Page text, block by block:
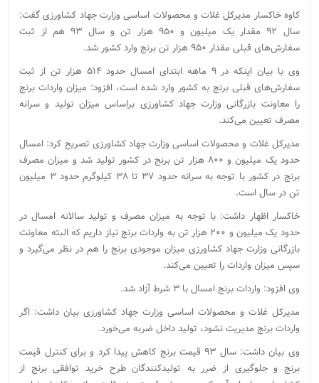
کاوه خاکسار مدیرکل غلات و محصولات اساسی وزارت جهاد کشاورزی گفت:
سال ۹۲ مقدار یک میلیون و ۹۵۰ هزار تن و سال ۹۳ هم از ثبت
سفارش‌های قبلی مقدار ۹۵۰ هزار تن برنج وارد کشور شد.
وی با بیان اینکه در ۹ ماهه ابتدای امسال حدود ۵۱۴ هزار تن از ثبت
سفارش‌های قبلی برنج به کشور وارد شده است، افزود: میزان واردات برنج
را معاونت بازرگانی وزارت جهاد کشاورزی براساس میزان تولید و سرانه
مصرف تعیین می‌کند.
مدیرکل غلات و محصولات اساسی وزارت جهاد کشاورزی تصریح کرد: امسال
حدود یک میلیون و ۸۰۰ هزار تن برنج در کشور تولید شد و میزان مصرف
برنج در کشور با توجه به سرانه حدود ۳۷ تا ۳۸ کیلوگرم حدود ۳ میلیون
تن در سال است.
خاکسار اظهار داشت: با توجه به میزان مصرف و تولید سالانه امسال در
حدود یک میلیون و ۲۰۰ هزار تن به واردات برنج نیاز داریم که البته معاونت
بازرگانی وزارت جهاد کشاورزی میزان موجودی برنج را هم در نظر می‌گیرد و
سپس میزان واردات را تعیین می‌کند.
وی افزود: واردات برنج امسال با ۳ شرط آزاد شد.
مدیرکل غلات و محصولات اساسی وزارت جهاد کشاورزی بیان داشت: اگر
واردات برنج مدیریت نشود، تولید داخل ضربه می‌‌خورد.
وی بیان داشت: سال ۹۳ قیمت برنج کاهش پیدا کرد و برای کنترل قیمت
برنج و جلوگیری از ضرر به تولیدکنندگان طرح خرید توافقی برنج از